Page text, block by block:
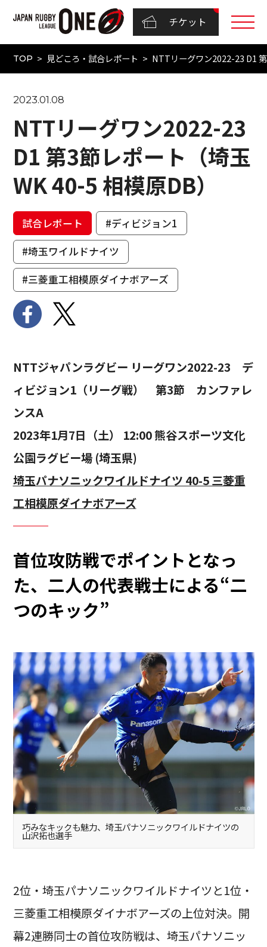
チケット
TOP 見どころ・試合レポート NTTリーグワン2022-23 D1
2023.01.08
NTTリーグワン2022-23
D1 第3節レポート（埼玉
WK 40-5 相模原DB）
試合レポート
#ディビジョン1
#埼玉ワイルドナイツ
#三菱重工相模原ダイナボアーズ
NTTジャパンラグビー リーグワン2022-23 デ
ィビジョン1（リーグ戦） 第3節 カンファレ
ンスA
2023年1月7日（土） 12:00 熊谷スポーツ文化
公園ラグビー場 (埼玉県)
埼玉パナソニックワイルドナイツ 40-5 三菱重
工相模原ダイナボアーズ
首位攻防戦でポイントとなっ
た、二人の代表戦士による“二
つのキック”
巧みなキックも魅力、埼玉パナソニックワイルドナイツの
山沢拓也選手
2位・埼玉パナソニックワイルドナイツと1位・
三菱重工相模原ダイナボアーズの上位対決。開
幕2連勝同士の首位攻防戦は、埼玉パナソニッ